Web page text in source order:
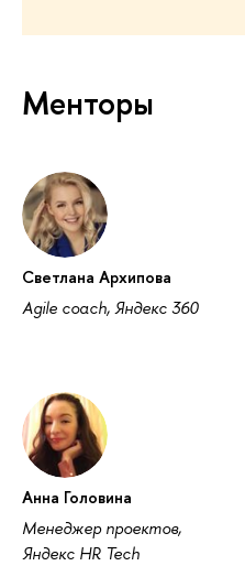
Менторы
Светлана Архипова
Agile coach, Яндекс 360
Анна Головина
Менеджер проектов,
Яндекс HR Tech